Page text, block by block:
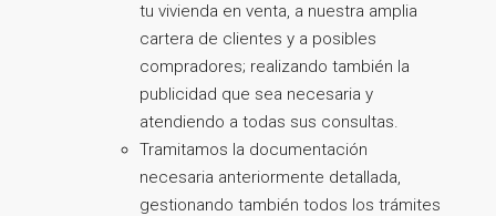
tu vivienda en venta, a nuestra amplia
cartera de clientes y a posibles
compradores; realizando también la
publicidad que sea necesaria y
atendiendo a todas sus consultas.
Tramitamos la documentación
necesaria anteriormente detallada,
gestionando también todos los trámites